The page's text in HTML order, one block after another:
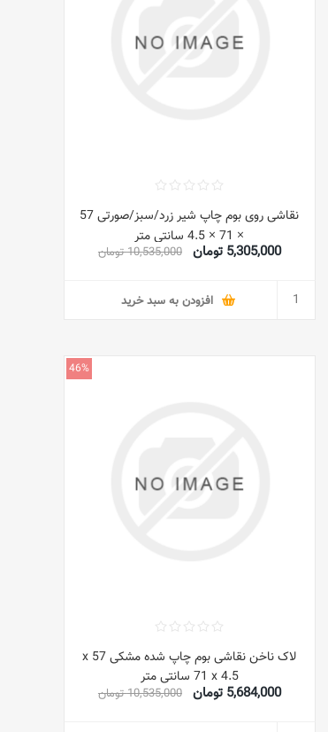
نقاشی روی بوم چاپ شیر زرد/سبز/صورتی 57
× 71 × 4.5 سانتی متر
5,305,000 تومان 10,535,000 تومان
افزودن به سبد خرید
46%
لاک ناخن نقاشی بوم چاپ شده مشکی 57 x
71 x 4.5 سانتی متر
5,684,000 تومان 10,535,000 تومان